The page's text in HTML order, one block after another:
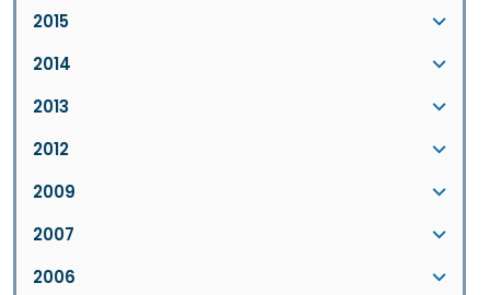
2015
2014
2013
2012
2009
2007
2006